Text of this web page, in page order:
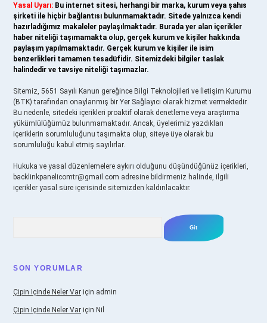
Yasal Uyarı: Bu internet sitesi, herhangi bir marka, kurum veya şahıs
şirketi ile hiçbir bağlantısı bulunmamaktadır. Sitede yalnızca kendi
hazırladığımız makaleler paylaşılmaktadır. Burada yer alan içerikler
haber niteliği taşımamakta olup, gerçek kurum ve kişiler hakkında
paylaşım yapılmamaktadır. Gerçek kurum ve kişiler ile isim
benzerlikleri tamamen tesadüfidir. Sitemizdeki bilgiler taslak
halindedir ve tavsiye niteliği taşımazlar.
Sitemiz, 5651 Sayılı Kanun gereğince Bilgi Teknolojileri ve İletişim Kurumu
(BTK) tarafından onaylanmış bir Yer Sağlayıcı olarak hizmet vermektedir.
Bu nedenle, sitedeki içerikleri proaktif olarak denetleme veya araştırma
yükümlülüğümüz bulunmamaktadır. Ancak, üyelerimiz yazdıkları
içeriklerin sorumluluğunu taşımakta olup, siteye üye olarak bu
sorumluluğu kabul etmiş sayılırlar.
Hukuka ve yasal düzenlemelere aykırı olduğunu düşündüğünüz içerikleri,
backlinkpanelicomtr@gmail.com adresine bildirmeniz halinde, ilgili
içerikler yasal süre içerisinde sitemizden kaldırılacaktır.
SON YORUMLAR
Çipin Içinde Neler Var için admin
Çipin Içinde Neler Var için Nil